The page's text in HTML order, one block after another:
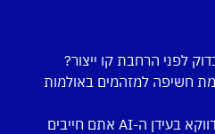
לפני הרחבת קו ייצור?
חשיפה למזהמים באולמות
קורס צילום בתל אביב: למה דווקא בעידן ה-AI אתם חייבים